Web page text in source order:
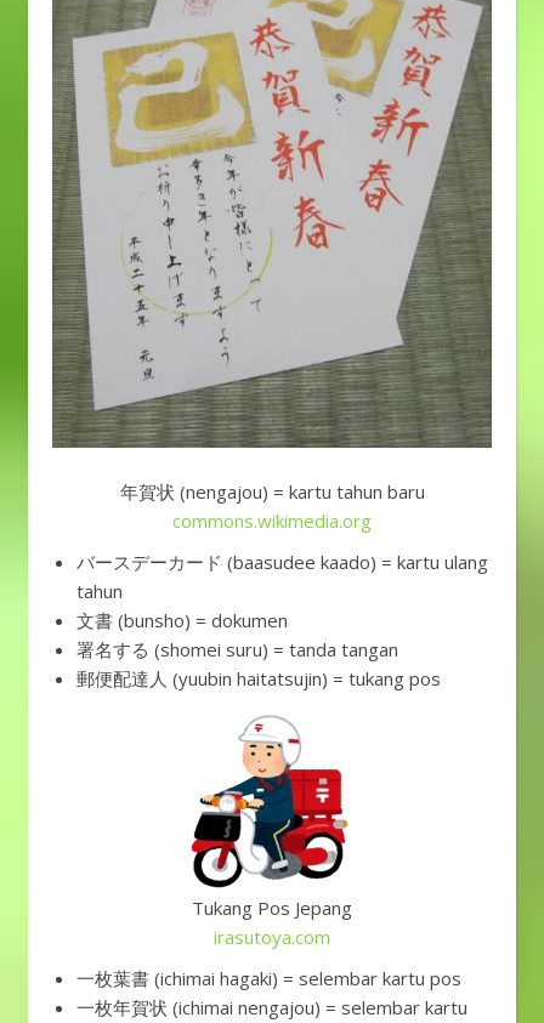
年賀状 (nengajou) = kartu tahun baru
commons.wikimedia.org
バースデーカード (baasudee kaado) = kartu ulang
tahun
文書 (bunsho) = dokumen
署名する (shomei suru) = tanda tangan
郵便配達人 (yuubin haitatsujin) = tukang pos
Tukang Pos Jepang
irasutoya.com
一枚葉書 (ichimai hagaki) = selembar kartu pos
一枚年賀状 (ichimai nengajou) = selembar kartu